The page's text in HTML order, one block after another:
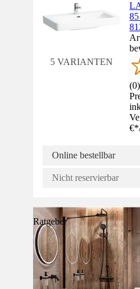
5 VARIANTEN
(0)
€*
Online bestellbar
Nicht reservierbar
Ratgeber